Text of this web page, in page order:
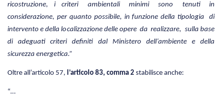
ricostruzione, i criteri ambientali minimi sono tenuti in
considerazione, per quanto possibile, in funzione della tipologia di
intervento e della localizzazione delle opere da realizzare, sulla base
di adeguati criteri definiti dal Ministero dell’ambiente e della
sicurezza energetica.”
Oltre all’articolo 57, l’articolo 83, comma 2 stabilisce anche:
“…